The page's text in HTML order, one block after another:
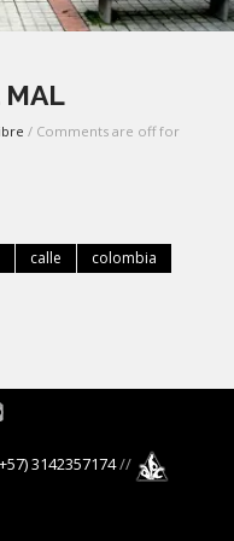
MAL
/ Comments are off for
calle
colombia
3142357174//